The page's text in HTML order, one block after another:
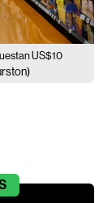
US$10